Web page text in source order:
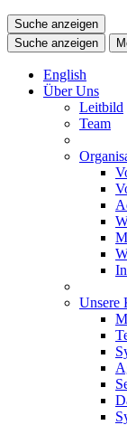
Suche anzeigen
Suche anzeigen
English
Über Uns
Leitbild
Team
Unsere